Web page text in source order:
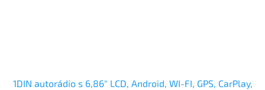
1DIN autorádio s 6,86" LCD, Android, WI-FI, GPS, CarPlay,